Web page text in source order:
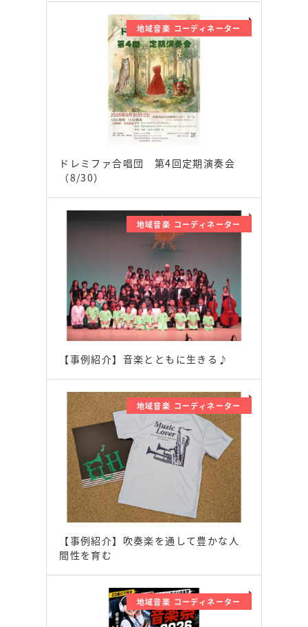
地域音楽 コーディネーター
ドレミファ合唱団 第4回定期演奏会
（8/30）
地域音楽 コーディネーター
【事例紹介】音楽とともに生きる♪
地域音楽 コーディネーター
【事例紹介】吹奏楽を通して豊かな人
間性を育む
地域音楽 コーディネーター